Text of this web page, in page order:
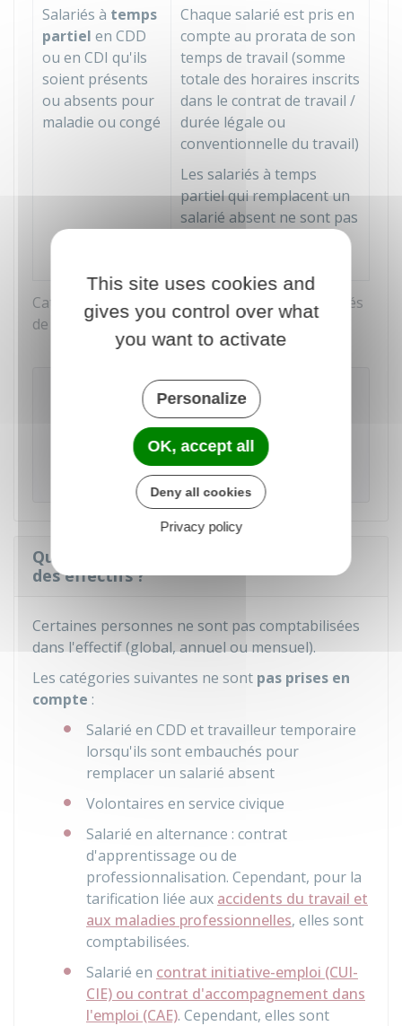
Catégories de salariés comptabilisés et modalités
de décompte
Salariés à temps
partiel en CDD
ou en CDI qu'ils
soient présents
ou absents pour
maladie ou congé
Chaque salarié est pris en
compte au prorata de son
temps de travail (somme
totale des horaires inscrits
dans le contrat de travail /
durée légale ou
conventionnelle du travail)
Les salariés à temps
partiel qui remplacent un
salarié absent ne sont pas
Pour en savoir plus vous pouvez consulter la
page de l'Urssaf
Bulletin officiel de la
Sécurité socialeconsacré au calcul des
Quels sont les salariés exclus du calcul
des effectifs ?
Certaines personnes ne sont pas comptabilisées
dans l'effectif (global, annuel ou mensuel).
Les catégories suivantes ne sont pas prises en
compte :
Salarié en CDD et travailleur temporaire
lorsqu'ils sont embauchés pour
remplacer un salarié absent
Volontaires en service civique
Salarié en alternance : contrat
d'apprentissage ou de
professionnalisation. Cependant, pour la
tarification liée aux accidents du travail et
aux maladies professionnelles, elles sont
comptabilisées.
Salarié en contrat initiative-emploi (CUI-
CIE) ou contrat d'accompagnement dans
l'emploi (CAE). Cependant, elles sont
This site uses cookies and
gives you control over what
you want to activate
Personalize
OK, accept all
Deny all cookies
Privacy policy